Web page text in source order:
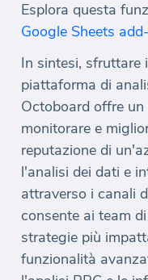
Esplora questa
Google Sheets
In sintesi, sfruttare
piattaforma di
Octoboard offre
monitorare e
reputazione di
l'analisi dei dati e
attraverso i canali
consente ai team
strategie più
funzionalità